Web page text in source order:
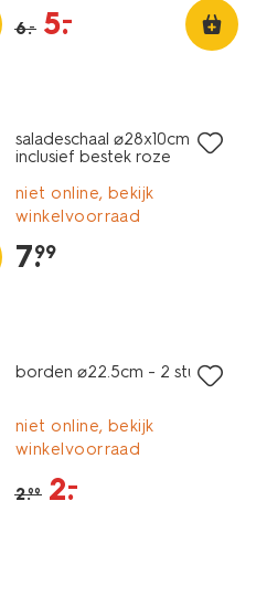
6.– 5.
–
saladeschaal ⌀28x10cm
inclusief bestek roze
niet online, bekijk
winkelvoorraad
7.
99
borden ⌀22.5cm - 2 stuks
niet online, bekijk
winkelvoorraad
2.99 2.
–